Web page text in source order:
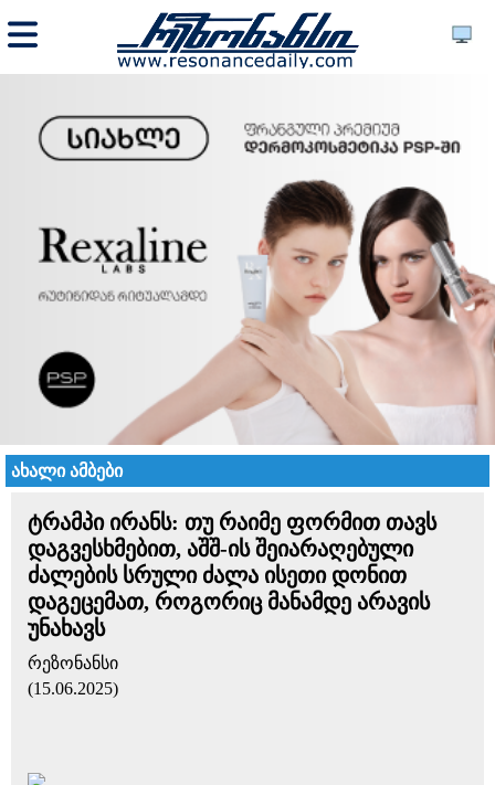
ახალი ამბები
ტრამპი ირანს: თუ რაიმე ფორმით თავს
დაგვესხმებით, აშშ-ის შეიარაღებული
ძალების სრული ძალა ისეთი დონით
დაგეცემათ, როგორიც მანამდე არავის
უნახავს
რეზონანსი
(15.06.2025)